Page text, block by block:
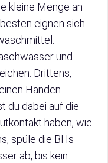
kleine Menge an
eignen sich
und
Drittens,
Händen.
du dabei auf die
haben, wie
spüle die BHs
ab, bis kein